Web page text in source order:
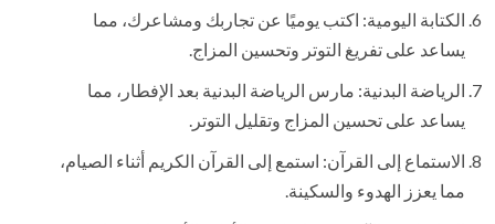
الكتابة اليومية: اكتب يوميًا عن تجاربك ومشاعرك، مما
يساعد على تفريغ التوتر وتحسين المزاج.
الرياضة البدنية: مارس الرياضة البدنية بعد الإفطار، مما
يساعد على تحسين المزاج وتقليل التوتر.
الاستماع إلى القرآن: استمع إلى القرآن الكريم أثناء الصيام،
مما يعزز الهدوء والسكينة.